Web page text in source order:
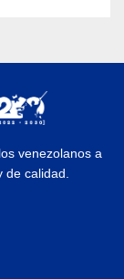
venezolanos a
calidad.